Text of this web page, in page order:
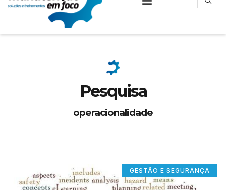
Pesquisa
operacionalidade
GESTÃO E SEGURANÇA